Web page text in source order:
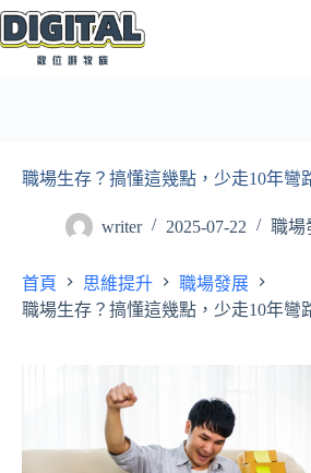
跳
至
職場生存？搞懂這幾點，少走10年彎
writer 2025-07-22 職場
首頁 思維提升
職場發展
職場生存？搞懂這幾點，少走10年彎